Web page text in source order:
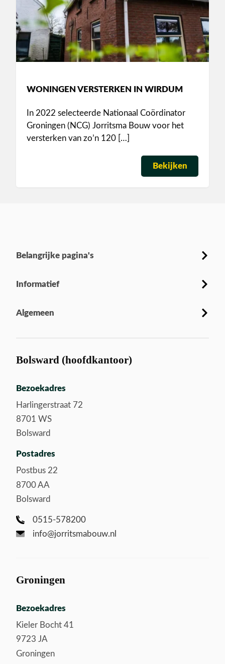
WONINGEN VERSTERKEN IN WIRDUM
In 2022 selecteerde Nationaal Coördinator
Groningen (NCG) Jorritsma Bouw voor het
versterken van zo’n 120 […]
Bekijken
Belangrijke pagina's
Informatief
Algemeen
Bolsward (hoofdkantoor)
Bezoekadres
Harlingerstraat 72
8701 WS
Bolsward
Postadres
Postbus 22
8700 AA
Bolsward
0515-578200
info@jorritsmabouw.nl
Groningen
Bezoekadres
Kieler Bocht 41
9723 JA
Groningen